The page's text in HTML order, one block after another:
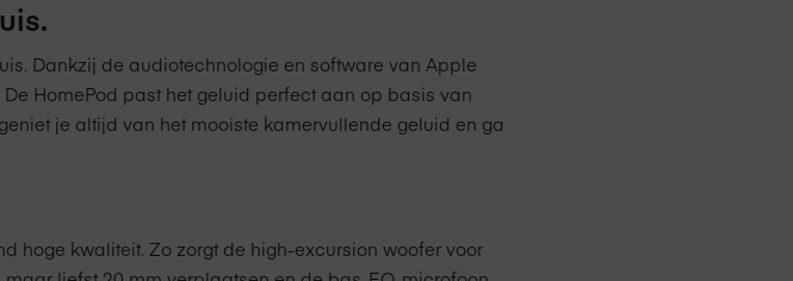
Dankzij de audiotechnologie en software van Apple
HomePod past het geluid perfect aan op basis van
je altijd van het mooiste kamervullende geluid en ga
hoge kwaliteit. Zo zorgt de high-excursion woofer voor